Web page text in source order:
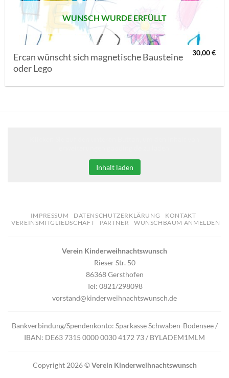
WUNSCH WURDE ERFÜLLT
Ercan wünscht sich magnetische Bausteine
oder Lego
30,00€
Inhalt laden
IMPRESSUM DATENSCHUTZERKLÄRUNG
KONTAKT
VEREINSMITGLIEDSCHAFT
PARTNER WUNSCHBAUM ANMELDEN
Verein Kinderweihnachtswunsch
Rieser Str. 50
86368 Gersthofen
Tel: 0821/298098
vorstand@kinderweihnachtswunsch.de
Bankverbindung/Spendenkonto: Sparkasse Schwaben-Bodensee /
IBAN: DE63 7315 0000 0030 4172 73 / BYLADEM1MLM
Copyright 2026 ©Verein Kinderweihnachtswunsch